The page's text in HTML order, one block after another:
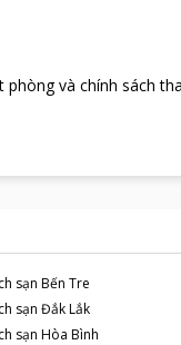
và chính sách
sạn Bến Tre
sạn Đắk Lắk
sạn Hòa Bình